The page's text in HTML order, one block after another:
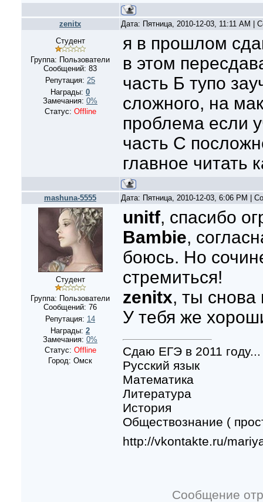
zenitx
Дата: Пятница, 2010-12-03, 11:11 AM |
Студент
Группа: Пользователи
Сообщений: 83
Репутация: 25
Награды: 0
Замечания: 0%
Статус: Offline
я в прошлом
в этом
часть Б тупо
сложного, на
проблема если
часть С
главное читать
mashuna-5555 Дата: Пятница, 2010-12-03, 6:06 PM |
Студент
Группа: Пользователи
Сообщений: 76
Репутация: 14
Награды: 2
Замечания: 0%
Статус: Offline
Город: Омск
unitf, спасибо
Bambie,
боюсь. Но
стремиться!
zenitx, ты снова
У тебя же
Сдаю ЕГЭ в 2011 году...
Русский язык
Математика
Литература
История
Обществознание (
http://vkontakte.ru/
Сообщение